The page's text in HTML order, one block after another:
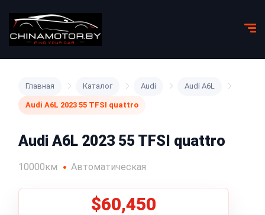
Главная Каталог Audi Audi A6L
Audi A6L 2023 55 TFSI quattro
Audi A6L 2023 55 TFSI quattro
10000км Автоматическая
$60,450